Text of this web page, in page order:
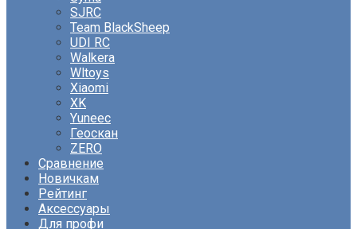
SJRC
Team BlackSheep
UDI RC
Walkera
Wltoys
Xiaomi
XK
Yuneec
Геоскан
ZERO
Сравнение
Новичкам
Рейтинг
Аксессуары
Для профи